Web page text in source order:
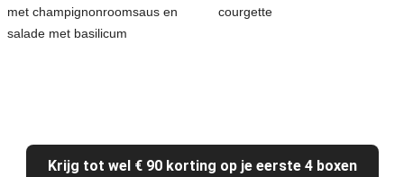
met champignonroomsaus en
salade met basilicum
courgette
Krijg tot wel € 90 korting op je eerste 4 boxen